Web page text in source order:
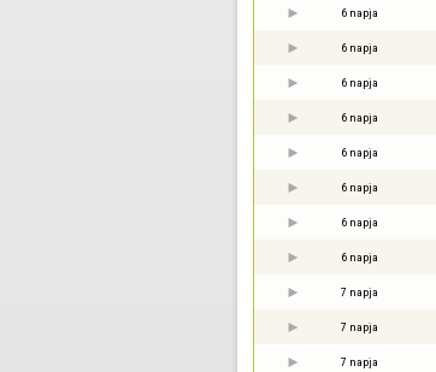
6 napja
6 napja
6 napja
6 napja
6 napja
6 napja
6 napja
6 napja
7 napja
7 napja
7 napja